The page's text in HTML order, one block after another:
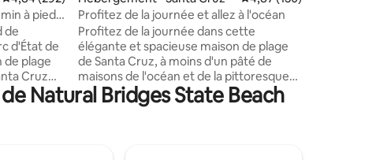
à pied
de
d'État de
de plage
Cruz
bain est
plage et de
Profitez de la journée et allez à l'océan
Profitez de la journée dans cette
élégante et spacieuse maison de plage
de Santa Cruz, à moins d'un pâté de
maisons de l'océan et de la pittoresque
Westcliff Drive, et à proximité de la
promenade de Santa Cruz Beach.
Natural Bridges State Beach